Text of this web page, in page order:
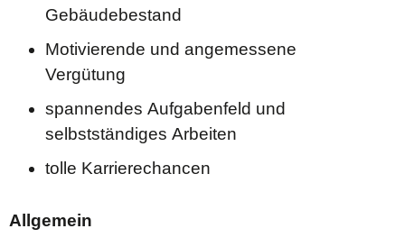
Gebäudebestand
Motivierende und angemessene
Vergütung
spannendes Aufgabenfeld und
selbstständiges Arbeiten
tolle Karrierechancen
Allgemein